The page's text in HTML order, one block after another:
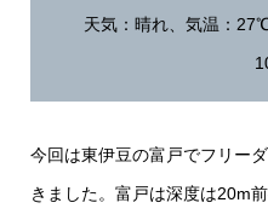
天気：晴れ、気温：
今回は東伊豆の富戸でフリー
きました。富戸は深度は20m